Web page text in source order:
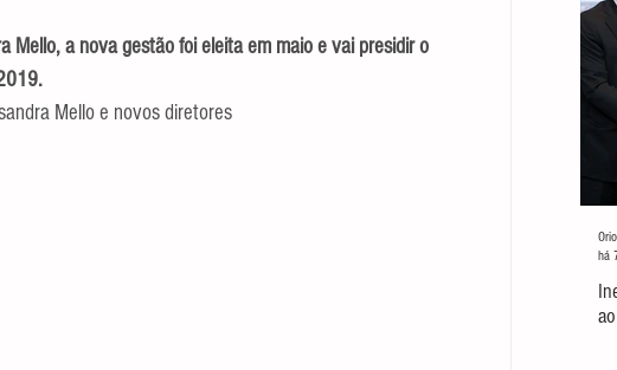
Mello, a nova gestão foi eleita em maio e vai presidir o
Mello e novos diretores
há